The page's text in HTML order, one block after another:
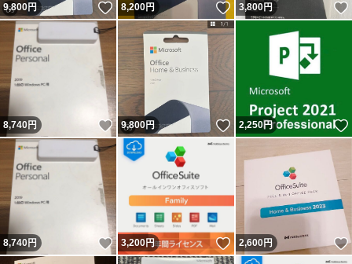
9,800円 いいね！
8,200円 いいね！
3,800円
8,740円 いいね！
9,800円 いいね！
2,250円
8,740円 いいね！
3,200円 いいね！
2,600円